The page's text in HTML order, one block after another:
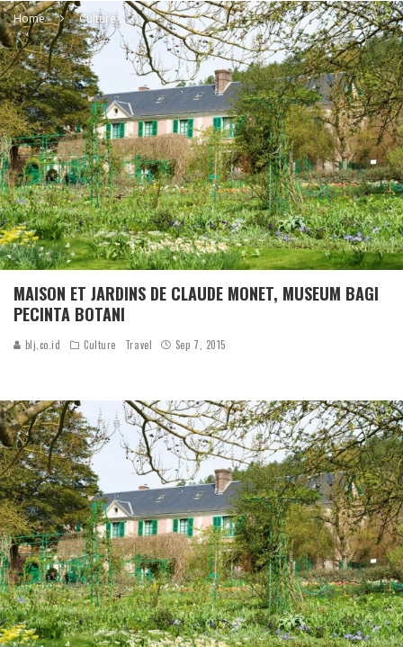
Home Culture
MAISON ET JARDINS DE CLAUDE MONET, MUSEUM BAGI
PECINTA BOTANI
blj.co.id Culture Travel Sep 7, 2015